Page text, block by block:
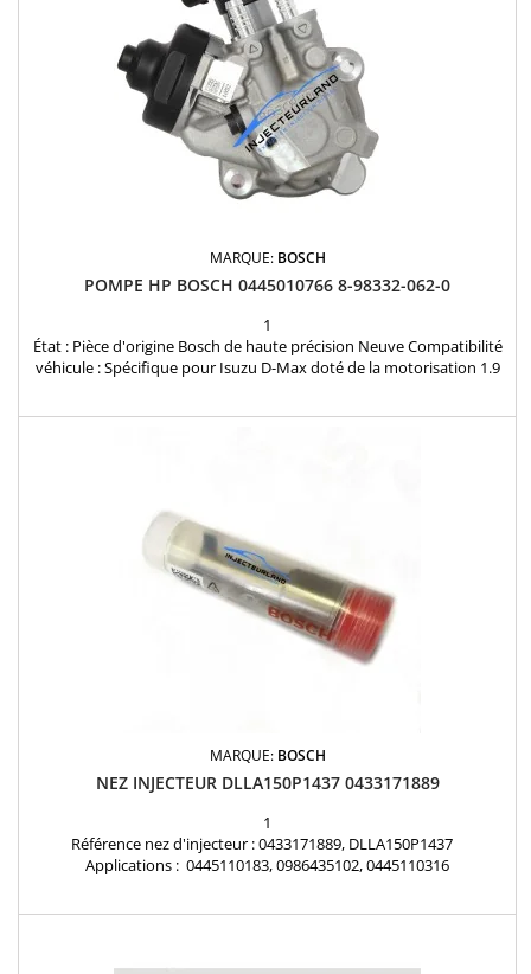
MARQUE: BOSCH
POMPE HP BOSCH 0445010766 8-98332-062-0
1
État : Pièce d'origine Bosch de haute précision Neuve Compatibilité
véhicule : Spécifique pour Isuzu D-Max doté de la motorisation 1.9
MARQUE: BOSCH
NEZ INJECTEUR DLLA150P1437 0433171889
1
Référence nez d'injecteur : 0433171889, DLLA150P1437
Applications : 0445110183, 0986435102, 0445110316